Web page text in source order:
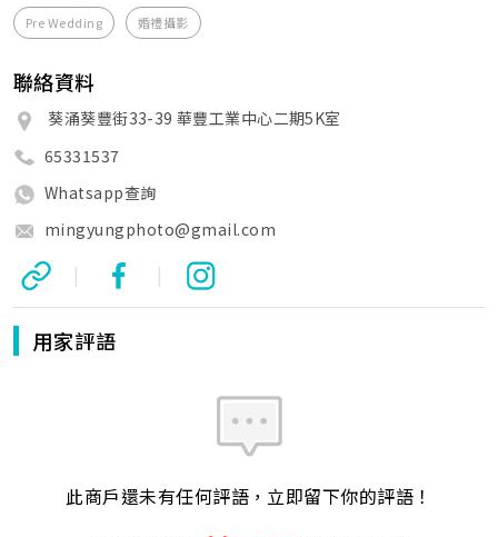
Pre Wedding 婚禮攝影
聯絡資料
葵涌葵豐街33-39 華豐工業中心二期5K室
65331537
Whatsapp查詢
mingyungphoto@gmail.com
| |
用家評語
此商戶還未有任何評語，立即留下你的評語！